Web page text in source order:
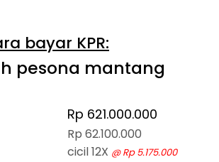
bayar KPR:
pesona mantang
Rp 621.000.000
Rp 62.100.000
cicil 12X @ Rp 5.175.000